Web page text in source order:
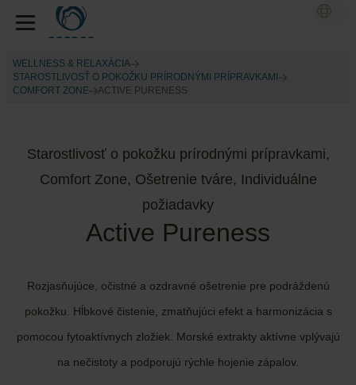
WELLNESS & RELAXÁCIA
STAROSTLIVOSŤ O POKOŽKU PRÍRODNÝMI PRÍPRAVKAMI
COMFORT ZONE
ACTIVE PURENESS
Starostlivosť o pokožku prírodnými prípravkami,
Comfort Zone, Ošetrenie tváre, Individuálne
požiadavky
Active Pureness
Rozjasňujúce, očistné a ozdravné ošetrenie pre podráždenú
pokožku. Hĺbkové čistenie, zmatňujúci efekt a harmonizácia s
pomocou fytoaktívnych zložiek. Morské extrakty aktívne vplývajú
na nečistoty a podporujú rýchle hojenie zápalov.